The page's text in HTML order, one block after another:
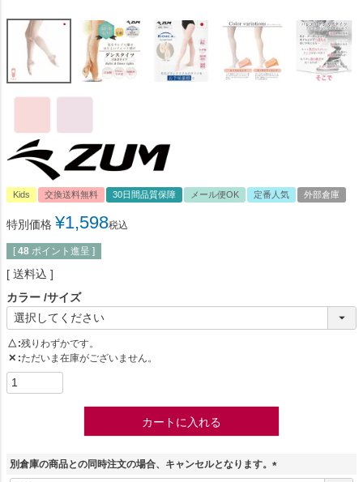
Kids 交換送料無料 30日間品質保障 メール便OK 定番人気 外部倉庫
特別価格 ¥1,598税込
[ 48 ポイント進呈 ]
送料込
カラー サイズ
△ 残りわずかです。
✕ ただいま在庫がございません。
カートに入れる
別倉庫の商品との同時注文の場合、キャンセルとなります。